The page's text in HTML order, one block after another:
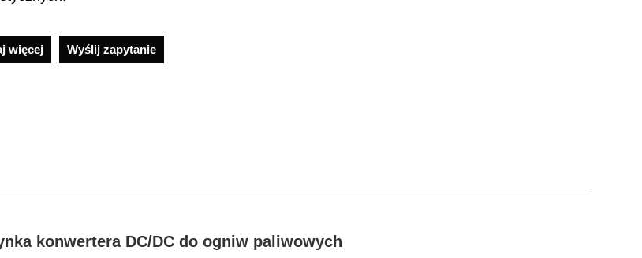
więcej Wyślij zapytanie
konwertera DC/DC do ogniw paliwowych